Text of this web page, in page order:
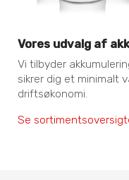
Vores udvalg af
Vi tilbyder
sikrer dig et minimalt
driftsøkonomi.
Se